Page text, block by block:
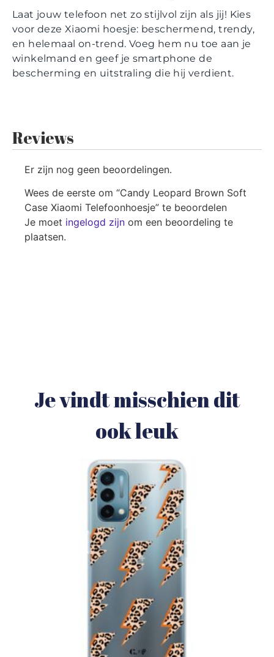
Laat jouw telefoon net zo stijlvol zijn als jij! Kies
voor deze Xiaomi hoesje: beschermend, trendy,
en helemaal on-trend. Voeg hem nu toe aan je
winkelmand en geef je smartphone de
bescherming en uitstraling die hij verdient.
Reviews
Er zijn nog geen beoordelingen.
Wees de eerste om “Candy Leopard Brown Soft
Case Xiaomi Telefoonhoesje” te beoordelen
Je moet ingelogd zijn om een beoordeling te
plaatsen.
Je vindt misschien dit
ook leuk